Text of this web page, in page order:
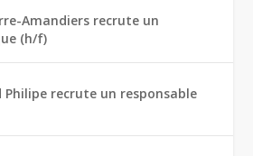
Amandiers recrute un
(h/f)
Philipe recrute un responsable